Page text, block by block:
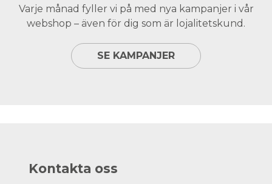
Varje månad fyller vi på med nya kampanjer i vår
webshop – även för dig som är lojalitetskund.
SE KAMPANJER
Kontakta oss